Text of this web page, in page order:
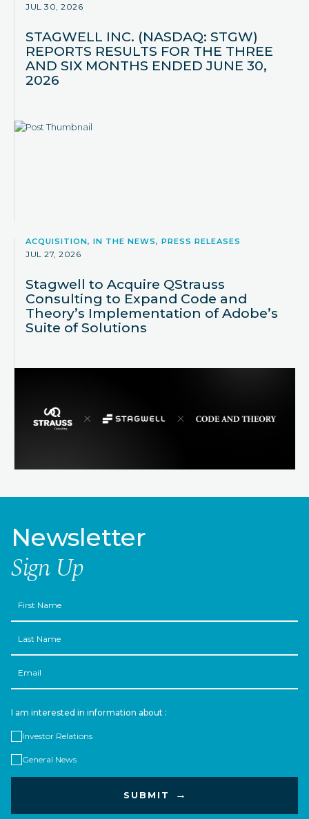
JUL 30, 2026
STAGWELL INC. (NASDAQ: STGW)
REPORTS RESULTS FOR THE THREE
AND SIX MONTHS ENDED JUNE 30,
2026
ACQUISITION, IN THE NEWS, PRESS RELEASES
JUL 27, 2026
Stagwell to Acquire QStrauss
Consulting to Expand Code and
Theory’s Implementation of Adobe’s
Suite of Solutions
Newsletter
Sign Up
Name
Name
I am interested in information about :
Investor Relations
General News